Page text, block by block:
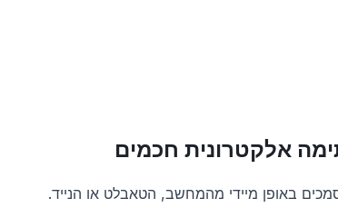
אלקטרונית חכמים
באופן מיידי מהמחשב, הטאבלט או הנייד.